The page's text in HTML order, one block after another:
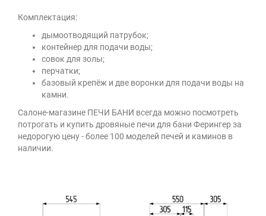
Комплектация:
дымоотводящий патрубок;
контейнер для подачи воды;
совок для золы;
перчатки;
базовый крепёж и две воронки для подачи воды на
камни.
Салоне-магазине ПЕЧИ БАНИ всегда можно посмотреть
потрогать и купить дровяные печи для бани Ферингер за
недорогую цену - более 100 моделей печей и каминов в
наличии.